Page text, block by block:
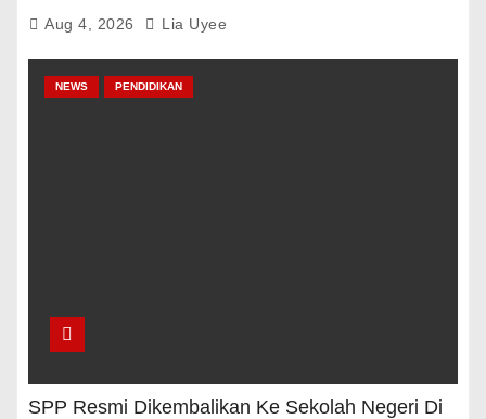
Aug 4, 2026 Lia Uyee
NEWS PENDIDIKAN
SPP Resmi Dikembalikan Ke Sekolah Negeri Di